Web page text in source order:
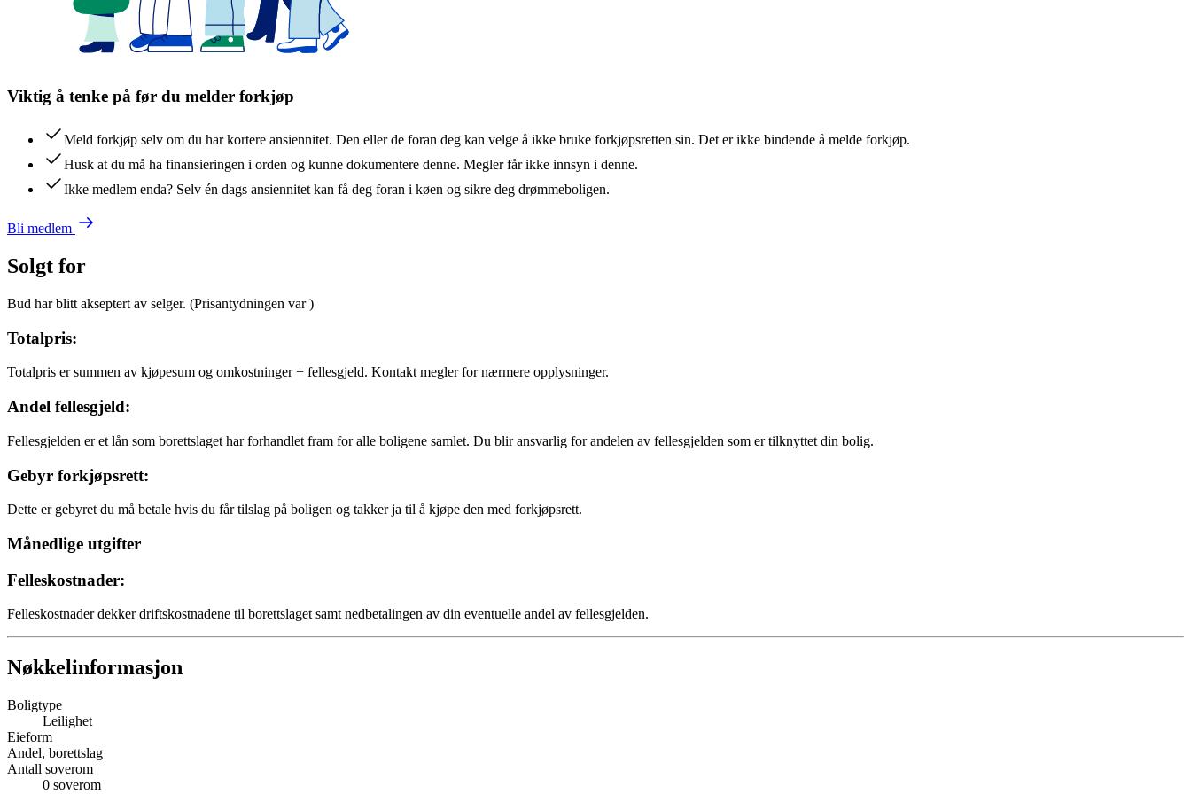
Viktig å tenke på før du melder forkjøp
Meld forkjøp selv om du har kortere ansiennitet. Den eller de foran deg kan velge å ikke bruke forkjøpsretten sin. Det er ikke bindende å melde forkjøp.
Husk at du må ha finansieringen i orden og kunne dokumentere denne. Megler får ikke innsyn i denne.
Ikke medlem enda? Selv én dags ansiennitet kan få deg foran i køen og sikre deg drømmeboligen.
Bli medlem
Solgt for
Bud har blitt akseptert av selger. (Prisantydningen var)
Totalpris:
Totalpris er summen av kjøpesum og omkostninger + fellesgjeld. Kontakt megler for nærmere opplysninger.
Andel fellesgjeld:
Fellesgjelden er et lån som borettslaget har forhandlet fram for alle boligene samlet. Du blir ansvarlig for andelen av fellesgjelden som er tilknyttet din bolig.
Gebyr forkjøpsrett:
Dette er gebyret du må betale hvis du får tilslag på boligen og takker ja til å kjøpe den med forkjøpsrett.
Månedlige utgifter
Felleskostnader:
Felleskostnader dekker driftskostnadene til borettslaget samt nedbetalingen av din eventuelle andel av fellesgjelden.
Nøkkelinformasjon
Boligtype
Leilighet
Eieform
Andel, borettslag
Antall soverom
0 soverom